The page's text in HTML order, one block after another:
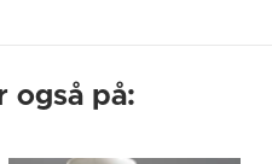
også på: